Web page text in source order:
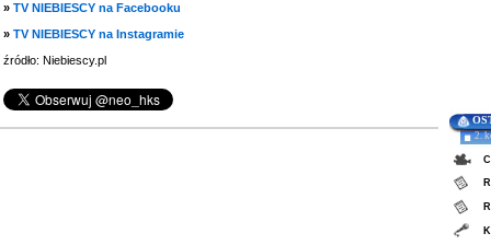
» TV NIEBIESCY na Facebooku
» TV NIEBIESCY na Instagramie
źródło: Niebiescy.pl
2.